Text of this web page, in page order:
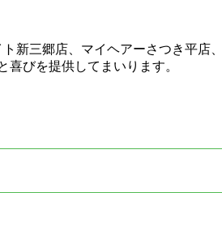
新三郷店、マイヘアーさつき平店
びを提供してまいります。